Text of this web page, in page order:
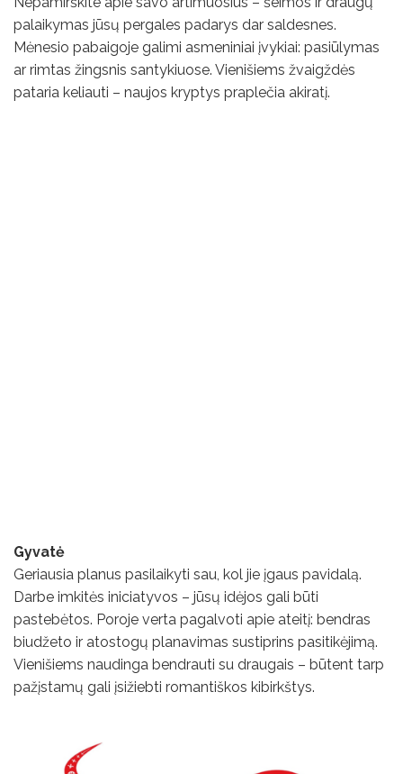
palaikymas jūsų pergales padarys dar saldesnes.
Mėnesio pabaigoje galimi asmeniniai įvykiai: pasiūlymas
ar rimtas žingsnis santykiuose. Vienišiems žvaigždės
pataria keliauti – naujos kryptys praplečia akiratį.
Gyvatė
Geriausia planus pasilaikyti sau, kol jie įgaus pavidalą.
Darbe imkitės iniciatyvos – jūsų idėjos gali būti
pastebėtos. Poroje verta pagalvoti apie ateitį: bendras
biudžeto ir atostogų planavimas sustiprins pasitikėjimą.
Vienišiems naudinga bendrauti su draugais – būtent tarp
pažįstamų gali įsižiebti romantiškos kibirkštys.